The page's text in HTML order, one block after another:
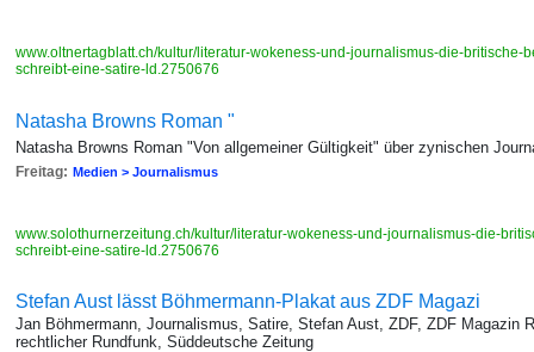
www.oltnertagblatt.ch/kultur/literatur-wokeness-und-journalismus-die-britische-
schreibt-eine-satire-ld.2750676
Natasha Browns Roman "
Natasha Browns Roman "Von allgemeiner Gültigkeit" über zynischen
Freitag: Medien > Journalismus
www.solothurnerzeitung.ch/kultur/literatur-wokeness-und-journalismus-die-
schreibt-eine-satire-ld.2750676
Stefan Aust lässt Böhmermann-Plakat aus ZDF Magazi
Jan Böhmermann, Journalismus, Satire, Stefan Aust, ZDF, ZDF Magazin
rechtlicher Rundfunk, Süddeutsche Zeitung